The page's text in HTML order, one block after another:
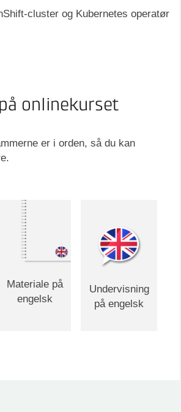
cluster og Kubernetes operatør
onlinekurset
er i orden, så du kan
Materiale på
engelsk
Undervisning
på engelsk